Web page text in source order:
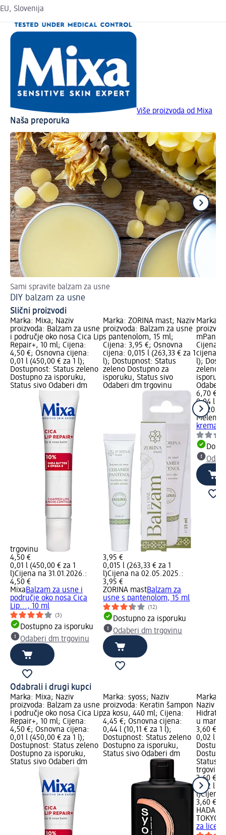
EU, Slovenija
Više proizvoda od Mixa
Naša preporuka
Sami spravite balzam za usne
DIY balzam za usne
Slični proizvodi
Marka: Mixa; Naziv
proizvoda: Balzam za usne
i područje oko nosa Cica Lip
Repair+, 10 ml; Cijena:
4,50 €; Osnovna cijena:
0,01 l (450,00 € za 1 l);
Dostupnost: Status zeleno
Dostupno za isporuku,
Status sivo Odaberi dm
trgovinu
4,50 €
0,01 l (450,00 € za 1
l)Cijena na 31.01.2026.:
4,50 €
MixaBalzam za usne i
područje oko nosa Cica
Lip..., 10 ml
(3)
Dostupno za isporuku
Odaberi dm trgovinu
Marka: ZORINA mast; Naziv
proizvoda: Balzam za usne
s pantenolom, 15 ml;
Cijena: 3,95 €; Osnovna
cijena: 0,015 l (263,33 € za 1
l); Dostupnost: Status
zeleno Dostupno za
isporuku, Status sivo
Odaberi dm trgovinu
3,95 €
0,015 l (263,33 € za 1
l)Cijena na 02.05.2025.:
3,95 €
ZORINA mastBalzam za
usne s pantenolom, 15 ml
(12)
Dostupno za isporuku
Odaberi dm trgovinu
Marka:
Cijena:
cijena:
l);
zeleno
Odaberi
6,70 €
0,04 l
na
Melem
krema,
Odabrali i drugi kupci
Marka: Mixa; Naziv
proizvoda: Balzam za usne
i područje oko nosa Cica Lip
Repair+, 10 ml; Cijena:
4,50 €; Osnovna cijena:
0,01 l (450,00 € za 1 l);
Dostupnost: Status zeleno
Dostupno za isporuku,
Status sivo Odaberi dm
Marka: syoss; Naziv
proizvoda: Keratin šampon
za kosu, 440 ml; Cijena:
4,45 €; Osnovna cijena:
0,44 l (10,11 € za 1 l);
Dostupnost: Status zeleno
Dostupno za isporuku,
Status sivo Odaberi dm
Marka:
Naziv
u
3,60 €;
0,02 l
Status
trgovinu
3,60 €
0,02 l
l)Cijena
3,60 €
HADA
TOKYO
za lice